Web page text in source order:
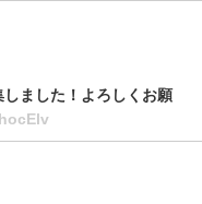
ました！よろしくお願